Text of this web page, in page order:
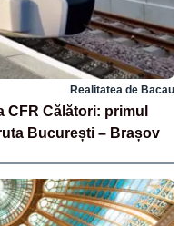
Realitatea de Bacau
CFR Călători: primul
București – Brașov